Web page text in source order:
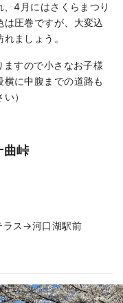
4月にはさくらまつり
は圧巻ですが、大変込
ましょう。
すので小さなお子様
に中腹までの道路も
）
曲峠
ス→河口湖駅前